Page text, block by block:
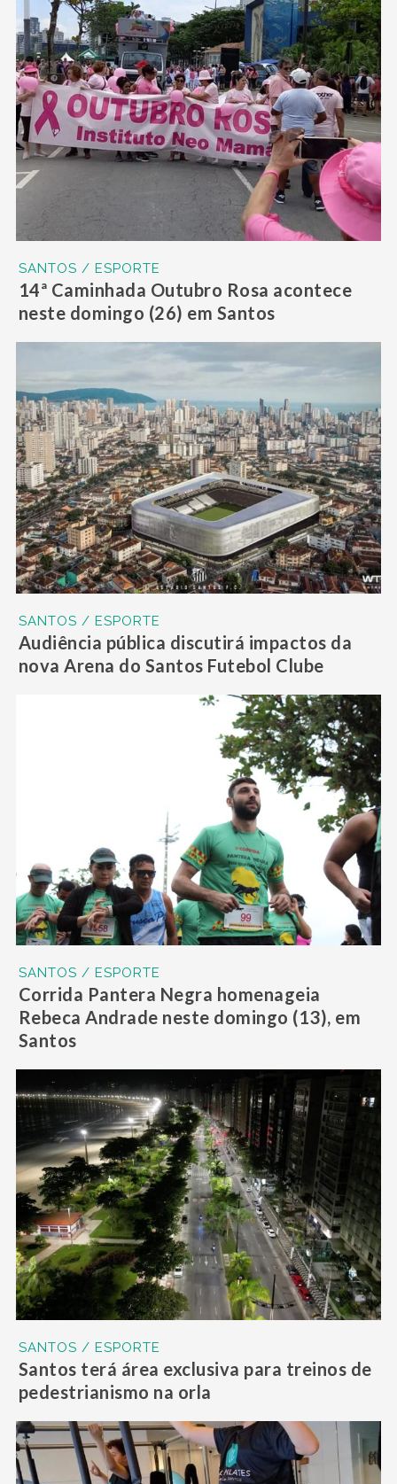
SANTOS / ESPORTE
14ª Caminhada Outubro Rosa acontece
neste domingo (26) em Santos
SANTOS / ESPORTE
Audiência pública discutirá impactos da
nova Arena do Santos Futebol Clube
SANTOS / ESPORTE
Corrida Pantera Negra homenageia
Rebeca Andrade neste domingo (13), em
Santos
SANTOS / ESPORTE
Santos terá área exclusiva para treinos de
pedestrianismo na orla